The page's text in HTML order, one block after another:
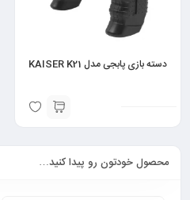
دسته بازی پابجی مدل KAISER K21
محصول خودتون رو پیدا کنید…